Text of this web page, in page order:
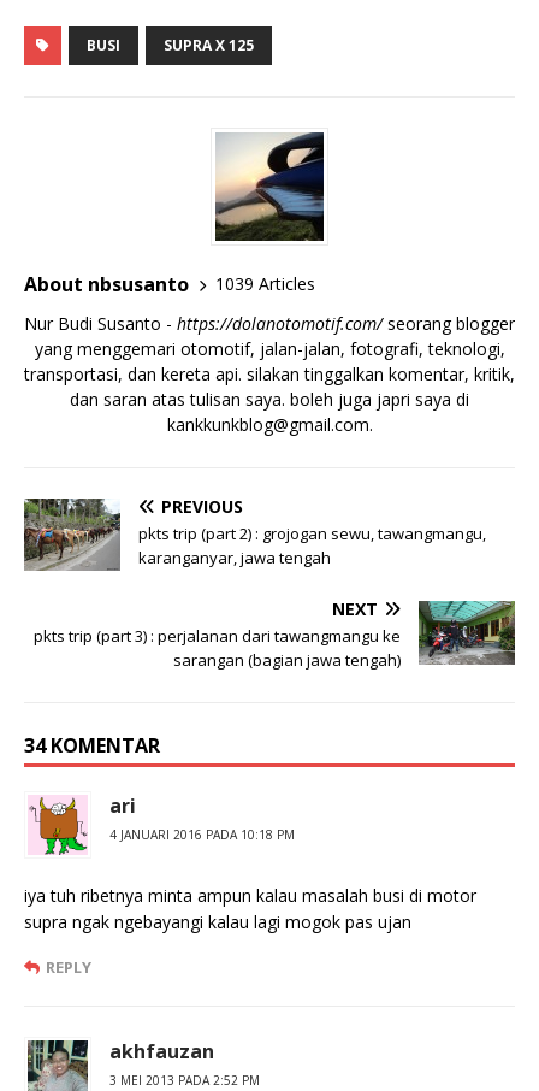
BUSI SUPRA X 125
About nbsusanto
1039 Articles
Nur Budi Susanto - https://dolanotomotif.com/seorang blogger
yang menggemari otomotif, jalan-jalan, fotografi, teknologi,
transportasi, dan kereta api. silakan tinggalkan komentar, kritik,
dan saran atas tulisan saya. boleh juga japri saya di
kankkunkblog@gmail.com.
PREVIOUS
pkts trip (part 2) : grojogan sewu, tawangmangu,
karanganyar, jawa tengah
NEXT
pkts trip (part 3) : perjalanan dari tawangmangu ke
sarangan (bagian jawa tengah)
34 KOMENTAR
ari
4 JANUARI 2016 PADA 10:18 PM
iya tuh ribetnya minta ampun kalau masalah busi di motor
supra ngak ngebayangi kalau lagi mogok pas ujan
REPLY
akhfauzan
3 MEI 2013 PADA 2:52 PM